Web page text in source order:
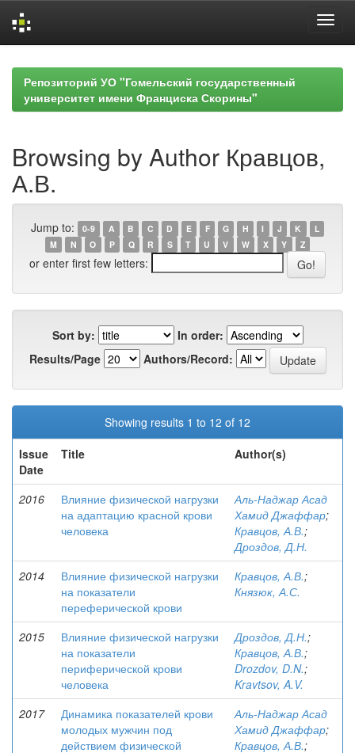
navigationРепозиторий УО "Гомельский государственный
университет имени Франциска Скорины"
Browsing by Author Кравцов,
А.В.
Jump to: 0-9 A B C D E F G H I J K
L
M
N O P Q R S T U V W X Y Z
or enter first few letters:
Sort by:
In order:
Results/Page
Authors/Record:
Showing results 1 to 12 of 12
Issue
Date
Title Author(s)
2016
Влияние физической нагрузки
на адаптацию красной крови
человека
Аль-Наджар Асад
Хамид Джаффар;
Кравцов, А.В.;
Дроздов, Д.Н.
2014
Влияние физической нагрузки
на показатели
переферической крови
Кравцов, А.В.;
Князюк, А.С.
2015
Влияние физической нагрузки
на показатели
периферической крови
человека
Дроздов, Д.Н.;
Кравцов, А.В.;
Drozdov, D.N.;
Kravtsov, A.V.
2017
Динамика показателей крови
молодых мужчин под
действием физической
Аль-Наджар Асад
Хамид Джаффар;
Кравцов, А.В.;